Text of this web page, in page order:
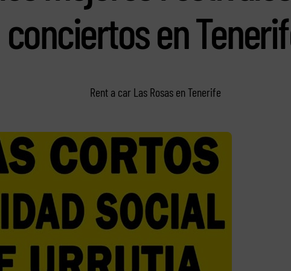
conciertos en
Rent a car Las Rosas en Tenerife